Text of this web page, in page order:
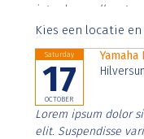
interdum nulla, ut
Aenean faucibus
Kies een locatie
Saturday
17
OCTOBER
Yamaha
Lorem ipsum dolor
elit. Suspendisse